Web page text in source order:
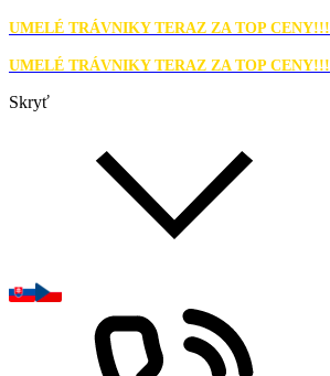
UMELÉ TRÁVNIKY TERAZ ZA TOP CENY!!!
UMELÉ TRÁVNIKY TERAZ ZA TOP CENY!!!
Skryť